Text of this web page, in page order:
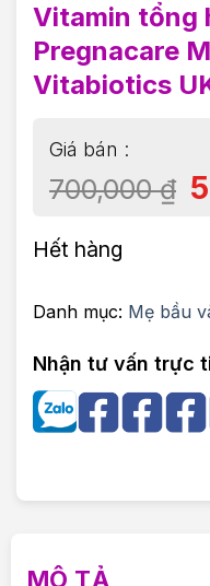
Vitamin tổng
Pregnacare
Vitabiotics
700,000₫
Hết hàng
Danh mục: Mẹ bầu
Nhận tư vấn trực
MÔ TẢ